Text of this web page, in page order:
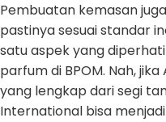
Pembuatan kemasan
pastinya sesuai standar
satu aspek yang
parfum di BPOM. Nah,
yang lengkap dari segi
International bisa menjadi